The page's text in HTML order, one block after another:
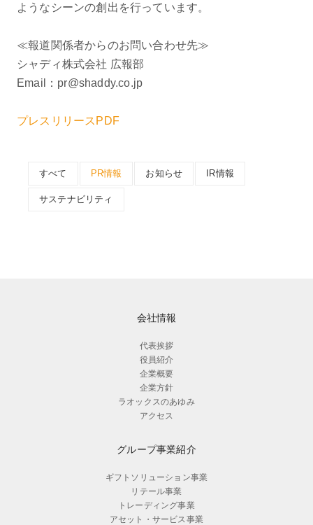
ようなシーンの創出を行っています。
≪報道関係者からのお問い合わせ先≫
シャディ株式会社 広報部
Email：pr@shaddy.co.jp
プレスリリースPDF
すべて PR情報 お知らせ IR情報
サステナビリティ
会社情報
代表挨拶
役員紹介
企業概要
企業方針
ラオックスのあゆみ
アクセス
グループ事業紹介
ギフトソリューション事業
リテール事業
トレーディング事業
アセット・サービス事業